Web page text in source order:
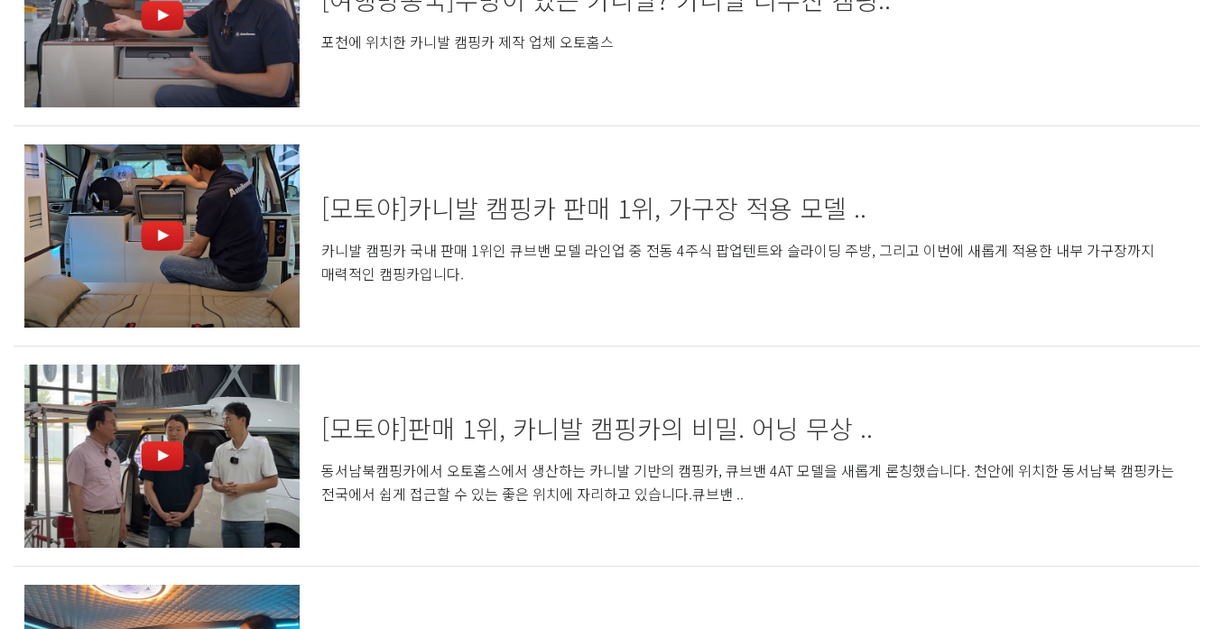
포천에 위치한 카니발 캠핑카 제작 업체 오토홈스
[모토야]카니발 캠핑카 판매 1위, 가구장 적용 모델 ..
카니발 캠핑카 국내 판매 1위인 큐브밴 모델 라인업 중 전동 4주식 팝업텐트와 슬라이딩 주방, 그리고 이번에 새롭게 적용한 내부 가구장까지
매력적인 캠핑카입니다.
[모토야]판매 1위, 카니발 캠핑카의 비밀. 어닝 무상 ..
동서남북캠핑카에서 오토홈스에서 생산하는 카니발 기반의 캠핑카, 큐브밴 4AT 모델을 새롭게 론칭했습니다. 천안에 위치한 동서남북 캠핑카는
전국에서 쉽게 접근할 수 있는 좋은 위치에 자리하고 있습니다.큐브밴 ..